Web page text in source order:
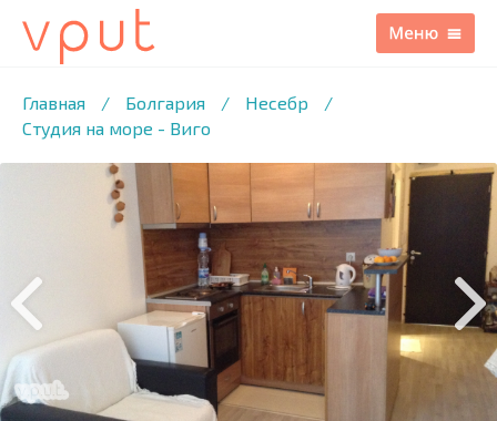
Главная / Болгария / Несебр
/
Студия на море - Виго
/21 ФОТО